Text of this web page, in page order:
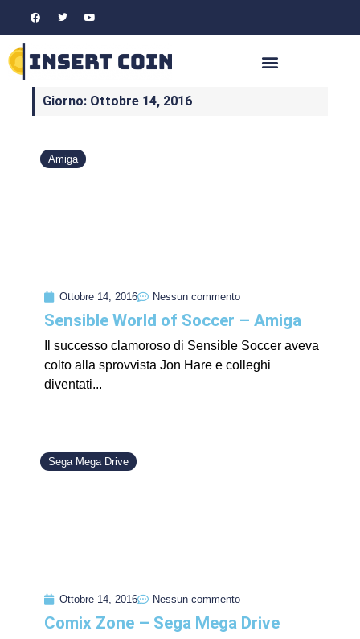
Giorno: Ottobre 14, 2016
Amiga
Ottobre 14, 2016 Nessun commento
Sensible World of Soccer – Amiga
Il successo clamoroso di Sensible Soccer aveva
colto alla sprovvista Jon Hare e colleghi
diventati...
Sega Mega Drive
Ottobre 14, 2016 Nessun commento
Comix Zone – Sega Mega Drive